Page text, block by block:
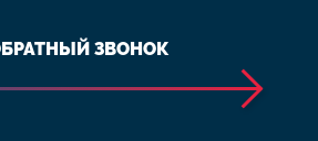
ЗВОНОК